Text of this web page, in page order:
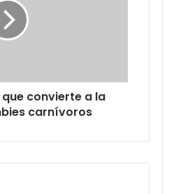
que convierte a la
carnívoros